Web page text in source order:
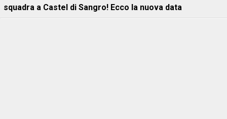
squadra a Castel di Sangro! Ecco la nuova data